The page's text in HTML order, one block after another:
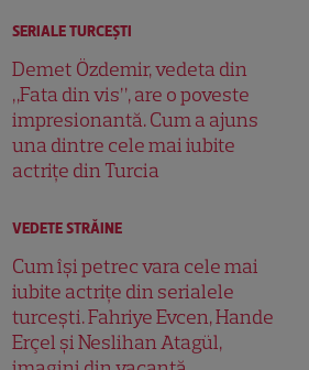
SERIALE TURCEŞTI
Demet Özdemir, vedeta din
„Fata din vis”, are o poveste
impresionantă. Cum a ajuns
una dintre cele mai iubite
actrițe din Turcia
VEDETE STRĂINE
Cum își petrec vara cele mai
iubite actrițe din serialele
turcești. Fahriye Evcen, Hande
Erçel și Neslihan Atagül,